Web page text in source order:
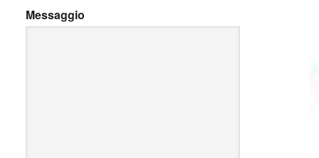
Messaggio